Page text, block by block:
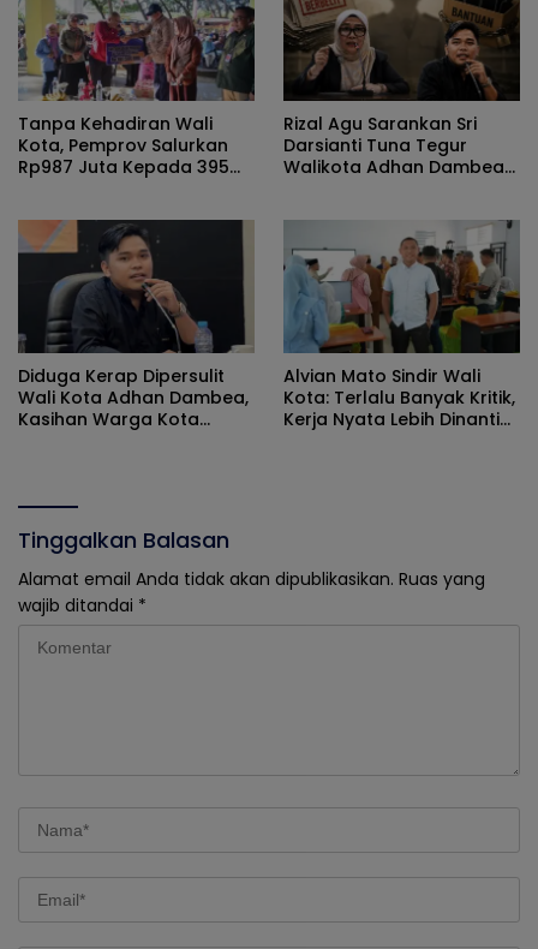
Tanpa Kehadiran Wali
Kota, Pemprov Salurkan
Rp987 Juta Kepada 395
Rizal Agu Sarankan Sri
Darsianti Tuna Tegur
Walikota Adhan Dambea
Diduga Kerap Dipersulit
Wali Kota Adhan Dambea,
Kasihan Warga Kota
Alvian Mato Sindir Wali
Kota: Terlalu Banyak Kritik,
Kerja Nyata Lebih Dinanti
Tinggalkan Balasan
Alamat email Anda tidak akan dipublikasikan. Ruas yang
wajib ditandai *